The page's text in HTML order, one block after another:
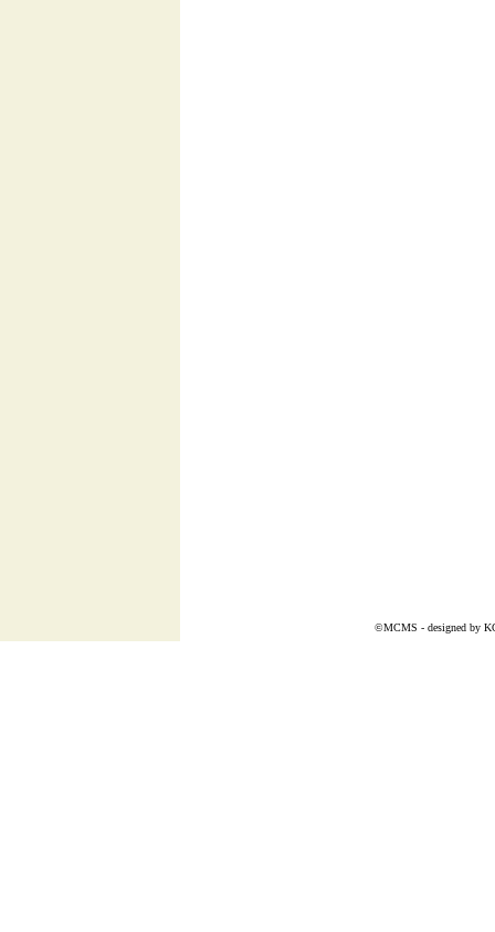
©MCMS - designed by